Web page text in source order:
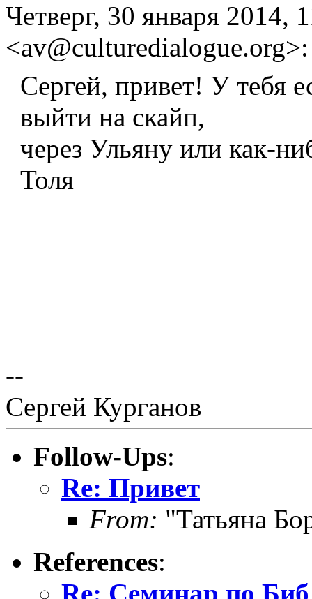
Четверг, 30 января 2014,
<av@culturedialogue.org>:
Сергей, привет! У тебя
выйти на скайп,
через Ульяну или как-
Толя
--
Сергей Курганов
Follow-Ups:
Re: Привет
From: "Татьяна
References: